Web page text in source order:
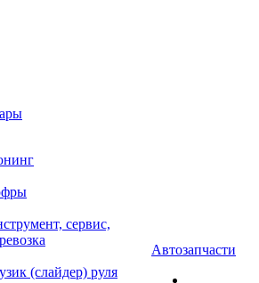
сервис,
(слайдер) руля
Автозапчасти